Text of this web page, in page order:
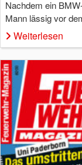
Nachdem ein
Mann lässig vor
Weiterlesen